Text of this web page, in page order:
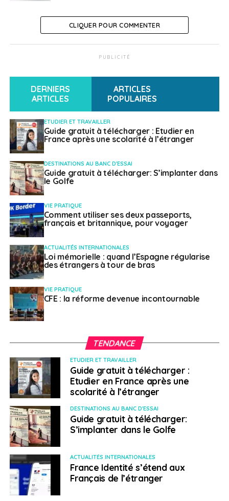
CLIQUER POUR COMMENTER
PUBLICITÉ
DERNIERS
ARTICLES
ARTICLES
POPULAIRES
ETUDIER ET TRAVAILLER
Guide gratuit à télécharger : Etudier en
France après une scolarité à l’étranger
DESTINATIONS AU BANC D'ESSAI
Guide gratuit à télécharger: S’implanter dans
le Golfe
VIE PRATIQUE
Comment utiliser ses deux passeports,
français et britannique, pour voyager
ACTUALITÉS INTERNATIONALES
Loi mémorielle : quand l’Espagne régularise
des étrangers à tour de bras
VIE PRATIQUE
CFE : la réforme devenue incontournable
TENDANCE
ETUDIER ET TRAVAILLER
Guide gratuit à télécharger :
Etudier en France après une
scolarité à l’étranger
DESTINATIONS AU BANC D'ESSAI
Guide gratuit à télécharger:
S’implanter dans le Golfe
ACTUALITÉS INTERNATIONALES
France Identité s’étend aux
Français de l’étranger